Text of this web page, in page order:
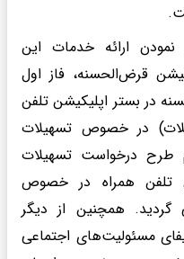
ارائه خدمات این
قرض‌الحسنه، فاز اول
در بستر اپلیکیشن تلفن
در خصوص تسهیلات
طرح درخواست تسهیلات
تلفن همراه در خصوص
گردید. همچنین از دیگر
مسئولیت‌های اجتماعی